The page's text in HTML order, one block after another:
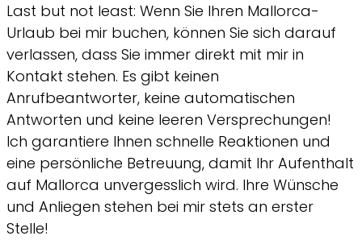
Last but not least: Wenn Sie Ihren Mallorca-
Urlaub bei mir buchen, können Sie sich darauf
verlassen, dass Sie immer direkt mit mir in
Kontakt stehen. Es gibt keinen
Anrufbeantworter, keine automatischen
Antworten und keine leeren Versprechungen!
Ich garantiere Ihnen schnelle Reaktionen und
eine persönliche Betreuung, damit Ihr Aufenthalt
auf Mallorca unvergesslich wird. Ihre Wünsche
und Anliegen stehen bei mir stets an erster
Stelle!